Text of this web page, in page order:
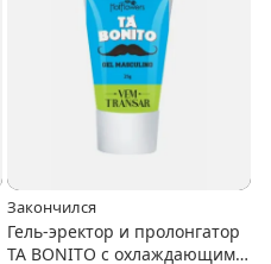
Закончился
Гель-эректор и пролонгатор
TA BONITO с охлаждающим